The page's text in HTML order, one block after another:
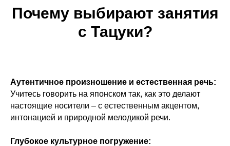
Почему выбирают занятия
с Тацуки?
Аутентичное произношение и естественная речь:
Учитесь говорить на японском так, как это делают
настоящие носители – с естественным акцентом,
интонацией и природной мелодикой речи.
Глубокое культурное погружение: